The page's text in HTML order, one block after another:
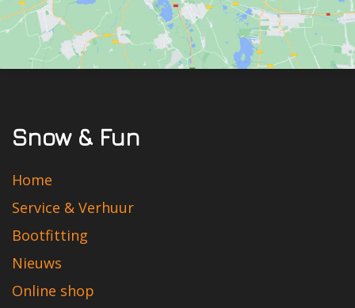
Snow & Fun
Home
Service & Verhuur
Bootfitting
Nieuws
Online shop